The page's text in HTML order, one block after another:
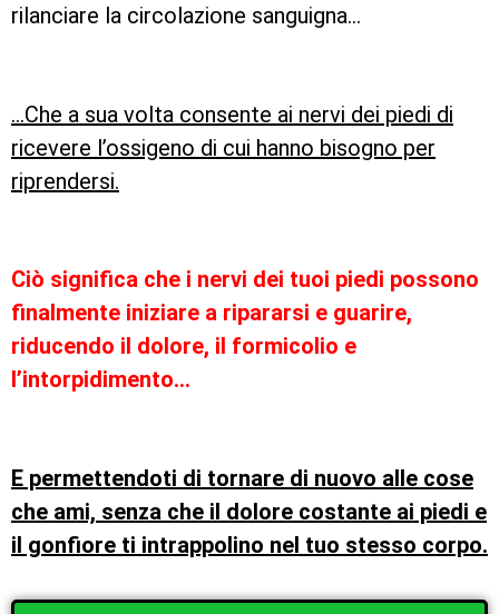
rilanciare la circolazione sanguigna…
…Che a sua volta consente ai nervi dei piedi di
ricevere l’ossigeno di cui hanno bisogno per
riprendersi.
Ciò significa che i nervi dei tuoi piedi possono
finalmente iniziare a ripararsi e guarire,
riducendo il dolore, il formicolio e
l’intorpidimento…
E permettendoti di tornare di nuovo alle cose
che ami, senza che il dolore costante ai piedi e
il gonfiore ti intrappolino nel tuo stesso corpo.